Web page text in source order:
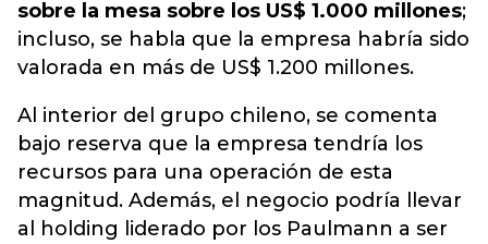
sobre la mesa sobre los US$ 1.000 millones;
incluso, se habla que la empresa habría sido
valorada en más de US$ 1.200 millones.
Al interior del grupo chileno, se comenta
bajo reserva que la empresa tendría los
recursos para una operación de esta
magnitud. Además, el negocio podría llevar
al holding liderado por los Paulmann a ser